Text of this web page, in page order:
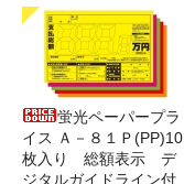
蛍光ペーパープラ
イス Ａ－８１Ｐ(PP)10
枚入り 総額表示 デ
ジタルガイドライン付